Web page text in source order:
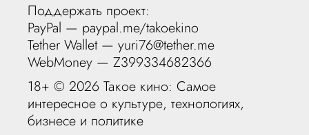
Поддержать проект:
PayPal — paypal.me/takoekino
Tether Wallet — yuri76@tether.me
WebMoney — Z399334682366
18+ ©2026 Такое кино: Самое
интересное о культуре, технологиях,
бизнесе и политике